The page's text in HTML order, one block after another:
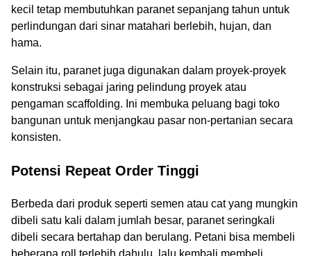
kecil tetap membutuhkan paranet sepanjang tahun untuk
perlindungan dari sinar matahari berlebih, hujan, dan
hama.
Selain itu, paranet juga digunakan dalam proyek-proyek
konstruksi sebagai jaring pelindung proyek atau
pengaman scaffolding. Ini membuka peluang bagi toko
bangunan untuk menjangkau pasar non-pertanian secara
konsisten.
Potensi Repeat Order Tinggi
Berbeda dari produk seperti semen atau cat yang mungkin
dibeli satu kali dalam jumlah besar, paranet seringkali
dibeli secara bertahap dan berulang. Petani bisa membeli